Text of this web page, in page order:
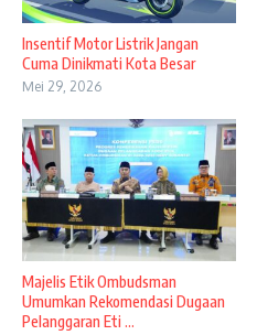
Insentif Motor Listrik Jangan
Cuma Dinikmati Kota Besar
Mei 29, 2026
Majelis Etik Ombudsman
Umumkan Rekomendasi Dugaan
Pelanggaran Eti ...